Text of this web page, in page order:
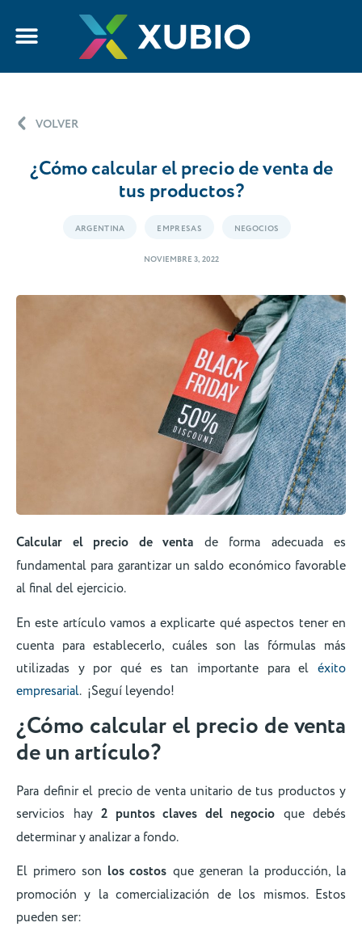
VOLVER
¿Cómo calcular el precio de venta de
tus productos?
ARGENTINA EMPRESAS NEGOCIOS
NOVIEMBRE 3, 2022
Calcular el precio de venta de forma adecuada es
fundamental para garantizar un saldo económico favorable
al final del ejercicio.
En este artículo vamos a explicarte qué aspectos tener en
cuenta para establecerlo, cuáles son las fórmulas más
utilizadas y por qué es tan importante para el éxito
empresarial. ¡Seguí leyendo!
¿Cómo calcular el precio de venta
de un artículo?
Para definir el precio de venta unitario de tus productos y
servicios hay 2 puntos claves del negocio que debés
determinar y analizar a fondo.
El primero son los costos que generan la producción, la
promoción y la comercialización de los mismos. Estos
pueden ser: